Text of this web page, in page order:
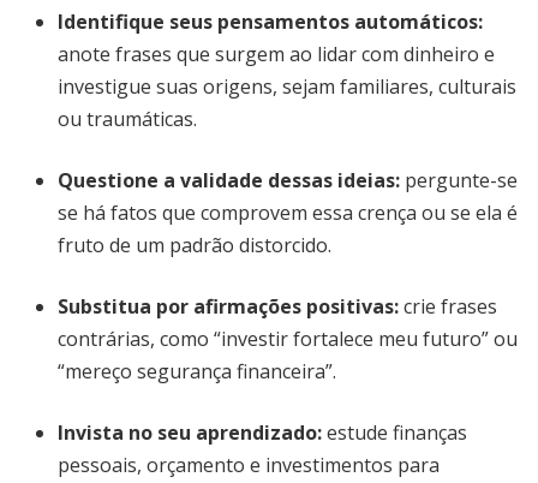
Identifique seus pensamentos automáticos:
anote frases que surgem ao lidar com dinheiro e
investigue suas origens, sejam familiares, culturais
ou traumáticas.
Questione a validade dessas ideias: pergunte-se
se há fatos que comprovem essa crença ou se ela é
fruto de um padrão distorcido.
Substitua por afirmações positivas:crie frases
contrárias, como “investir fortalece meu futuro” ou
“mereço segurança financeira”.
Invista no seu aprendizado:estude finanças
pessoais, orçamento e investimentos para